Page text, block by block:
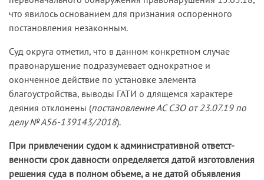
что явилось основанием для признания оспоренного
постановления незаконным.
Суд округа отметил, что в данном конкретном случае
правонарушение подразумевает однократное и
оконченное действие по установке элемента
благоустройства, выводы ГАТИ о длящемся характере
деяния отклонены (постановление АС СЗО от 23.07.19 по
делу № А56-139143/2018).
При привлечении судом к административной ответст­
венности срок давности определяется датой изготовления
решения суда в полном объеме, а не датой объявления